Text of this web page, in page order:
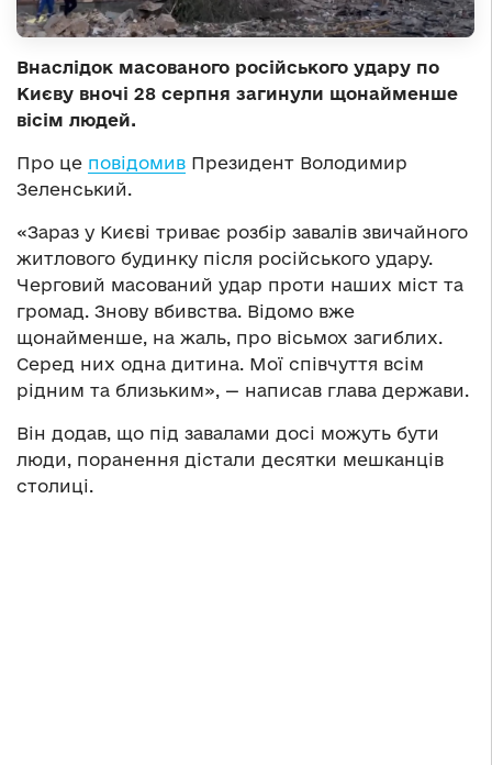
Внаслідок масованого російського удару по
Києву вночі 28 серпня загинули щонайменше
вісім людей.
Про це повідомив Президент Володимир
Зеленський.
«Зараз у Києві триває розбір завалів звичайного
житлового будинку після російського удару.
Черговий масований удар проти наших міст та
громад. Знову вбивства. Відомо вже
щонайменше, на жаль, про вісьмох загиблих.
Серед них одна дитина. Мої співчуття всім
рідним та близьким», — написав глава держави.
Він додав, що під завалами досі можуть бути
люди, поранення дістали десятки мешканців
столиці.